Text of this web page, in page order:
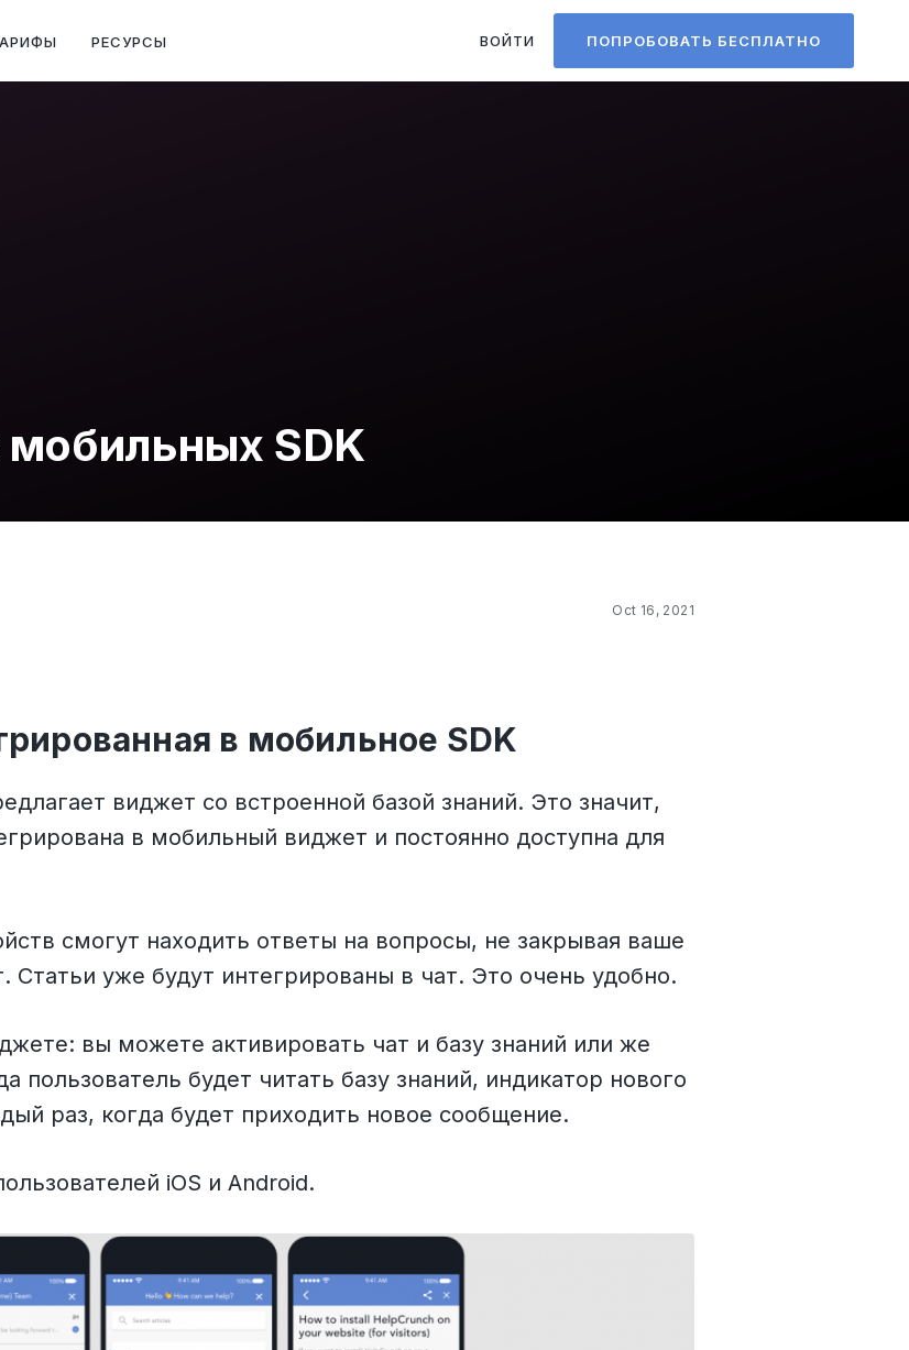
РЕСУРСЫ ВОЙТИ ПОПРОБОВАТЬ БЕСПЛАТНО
мобильных SDK
Oct 16, 2021
в мобильное SDK
виджет со встроенной базой знаний. Это значит,
в мобильный виджет и постоянно доступна для
смогут находить ответы на вопросы, не закрывая ваше
Статьи уже будут интегрированы в чат. Это очень удобно.
вы можете активировать чат и базу знаний или же
пользователь будет читать базу знаний, индикатор нового
раз, когда будет приходить новое сообщение.
iOS и Android.